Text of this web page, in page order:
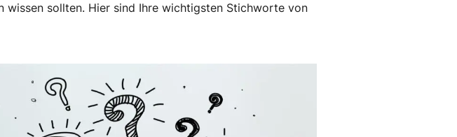
wissen sollten. Hier sind Ihre wichtigsten Stichworte von